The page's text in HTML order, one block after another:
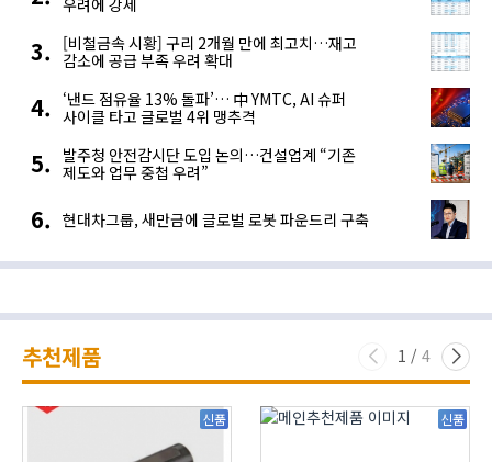
[비철금속 시황] 구리 2개월 만에 최고치…재고
감소에 공급 부족 우려 확대
‘낸드 점유율 13% 돌파’… 中 YMTC, AI 슈퍼
사이클 타고 글로벌 4위 맹추격
발주청 안전감시단 도입 논의…건설업계 “기존
제도와 업무 중첩 우려”
현대차그룹, 새만금에 글로벌 로봇 파운드리 구축
추천제품 1 / 4
신품 신품